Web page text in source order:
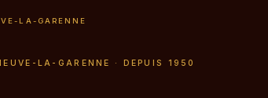
LA-GARENNE
LA-GARENNE · DEPUIS 1950